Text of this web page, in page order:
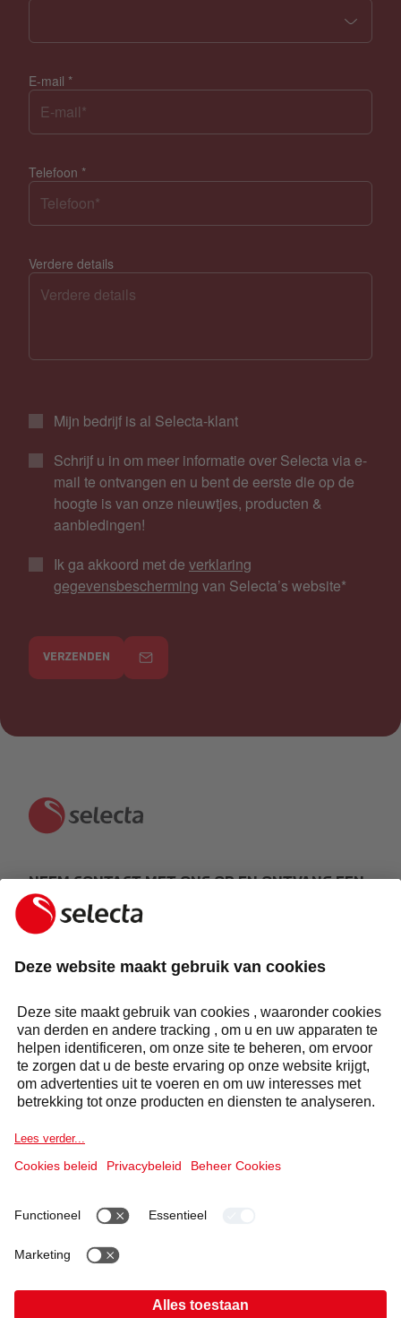
E-mail *
Telefoon *
Verdere details
Mijn bedrijf is al Selecta-klant
Schrijf u in om meer informatie over Selecta via e-
mail te ontvangen en u bent de eerste die op de
hoogte is van onze nieuwtjes, producten &
aanbiedingen!
Ik ga akkoord met de verklaring
gegevensbescherming van Selecta’s website*
VERZENDEN
NEEM CONTACT MET ONS OP EN ONTVANG EEN
GRATIS OFFERTE:
STEL UW VRAAG
Antwoord binnen 24 uur
Selecta Group
Producten & oplossingen
Sectoren
CookieverklaringWettelijke informatie
Verklaring GegevensbeschermingGedragscode en Whistleblowing